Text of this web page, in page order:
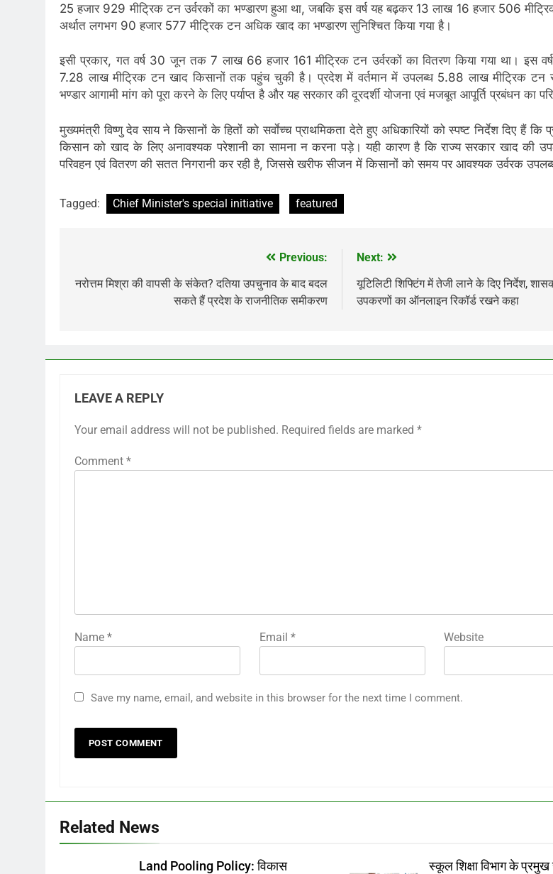
25 हजार 929 मीट्रिक टन उर्वरकों का भण्डारण हुआ था, जबकि इस वर्ष यह बढ़कर 13 लाख 16 हजार 506
अर्थात लगभग 90 हजार 577 मीट्रिक टन अधिक खाद का भण्डारण सुनिश्चित किया गया है।
इसी प्रकार, गत वर्ष 30 जून तक 7 लाख 66 हजार 161 मीट्रिक टन उर्वरकों का वितरण किया गया था। इस
7.28 लाख मीट्रिक टन खाद किसानों तक पहुंच चुकी है। प्रदेश में वर्तमान में उपलब्ध 5.88 लाख मीट्रिक
भण्डार आगामी मांग को पूरा करने के लिए पर्याप्त है और यह सरकार की दूरदर्शी योजना एवं मजबूत आपूर्ति प्रबंधन का
मुख्यमंत्री विष्णु देव साय ने किसानों के हितों को सर्वाेच्च प्राथमिकता देते हुए अधिकारियों को स्पष्ट निर्देश दिए हैं
किसान को खाद के लिए अनावश्यक परेशानी का सामना न करना पड़े। यही कारण है कि राज्य सरकार खाद की
परिवहन एवं वितरण की सतत निगरानी कर रही है, जिससे खरीफ सीजन में किसानों को समय पर आवश्यक उर्वरक
Tagged: Chief Minister's special initiative featured
navigation
Previous:
नरोत्तम मिश्रा की वापसी के संकेत? दतिया उपचुनाव के बाद बदल
सकते हैं प्रदेश के राजनीतिक समीकरण
Next:
यूटिलिटी शिफ्टिंग में तेजी लाने के दिए निर्देश,
उपकरणों का ऑनलाइन रिकॉर्ड रखने कहा
LEAVE A REPLY
Your email address will not be published. Required fields are marked *
Comment *
Name * Email * Website
Save my name, email, and website in this browser for the next time I comment.
Related News
Land Pooling Policy: विकास स्कूल शिक्षा विभाग के